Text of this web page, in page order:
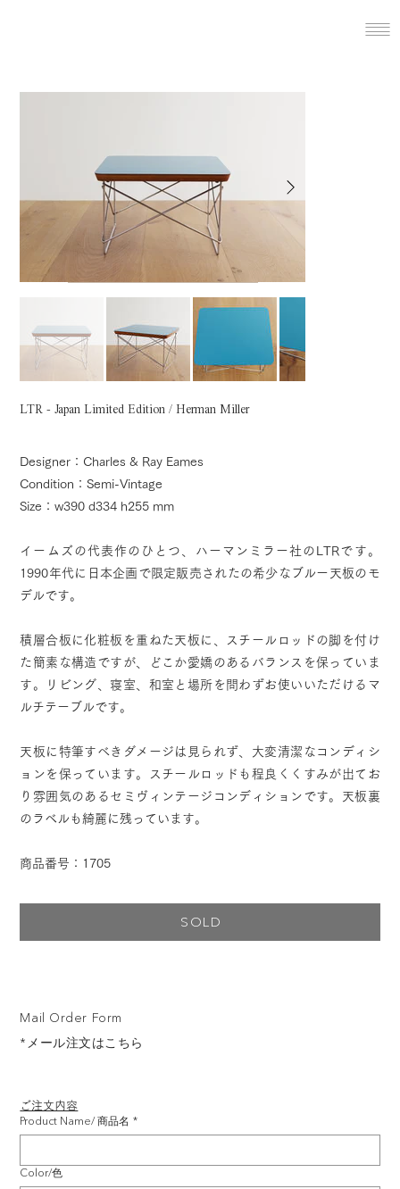
ご注文内容
Product Name/ 商品名 *
Color/色
Mail Order Form
*メール注文はこちら
LTR - Japan Limited Edition / Herman Miller
Designer：Charles & Ray Eames
Condition：Semi-Vintage
Size：w390 d334 h255 mm
イームズの代表作のひとつ、ハーマンミラー社のLTRです。
1990年代に日本企画で限定販売されたの希少なブルー天板のモ
デルです。
積層合板に化粧板を重ねた天板に、スチールロッドの脚を付け
た簡素な構造ですが、どこか愛嬌のあるバランスを保っていま
す。リビング、寝室、和室と場所を問わずお使いいただけるマ
ルチテーブルです。
天板に特筆すべきダメージは見られず、大変清潔なコンディシ
ョンを保っています。スチールロッドも程良くくすみが出てお
り雰囲気のあるセミヴィンテージコンディションです。天板裏
のラベルも綺麗に残っています。
商品番号：1705
SOLD